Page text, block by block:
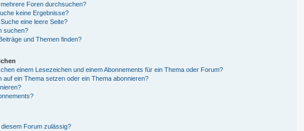
Foren durchsuchen?
keine Ergebnisse?
eine leere Seite?
suchen?
und Themen finden?
einem Lesezeichen und einem Abonnements für ein Thema oder Forum?
auf ein Thema setzen oder ein Thema abonnieren?
Forum zulässig?